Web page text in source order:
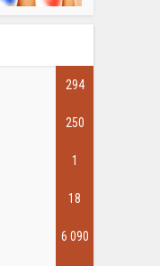
294
250
1
18
6 090